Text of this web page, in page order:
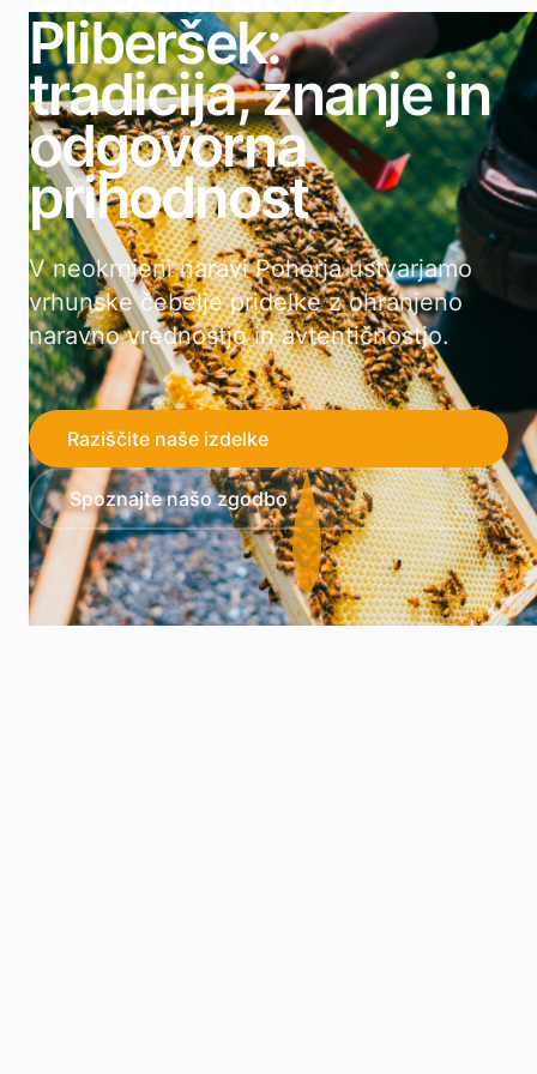
Pliberšek:
tradicija, znanje in
odgovorna
prihodnost
V neokrnjeni naravi Pohorja ustvarjamo
vrhunske čebelje pridelke z ohranjeno
naravno vrednostjo in avtentičnostjo.
Raziščite naše izdelke
Spoznajte našo zgodbo